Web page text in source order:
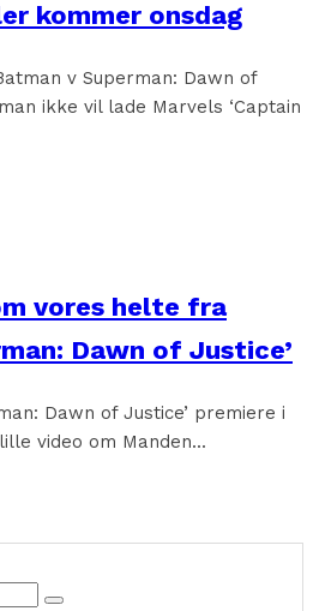
kommer onsdag
v Superman: Dawn of
ikke vil lade Marvels ‘Captain
vores helte fra
Dawn of Justice’
Dawn of Justice’ premiere i
video om Manden...